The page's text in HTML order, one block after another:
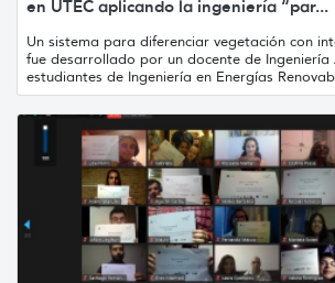
en UTEC aplicando la ingeniería “par...
Un sistema para diferenciar vegetación con
fue desarrollado por un docente de
estudiantes de Ingeniería en Energías